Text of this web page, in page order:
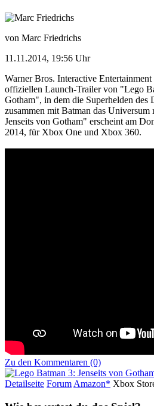
von Marc Friedrichs
11.11.2014, 19:56 Uhr
Warner Bros. Interactive
offiziellen Launch-Trailer von "Lego
Gotham", in dem die Superhelden des
zusammen mit Batman das
Jenseits von Gotham" erscheint am
2014, für Xbox One und Xbox 360.
Zu den Kommentaren (0)
Detailseite Forum Amazon* Xbox